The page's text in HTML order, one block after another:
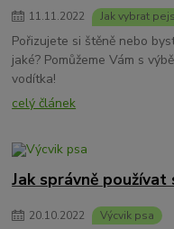
11.11.2022 Jak vybrat
Pořizujete si štěně nebo
jaké? Pomůžeme Vám s
vodítka!
celý článek
Jak správně
20.10.2022 Výcvik psa